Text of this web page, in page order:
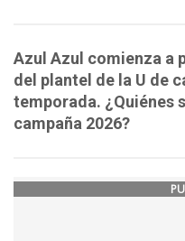
Azul Azul comienza a
del plantel de la U de
temporada. ¿Quiénes
campaña 2026?